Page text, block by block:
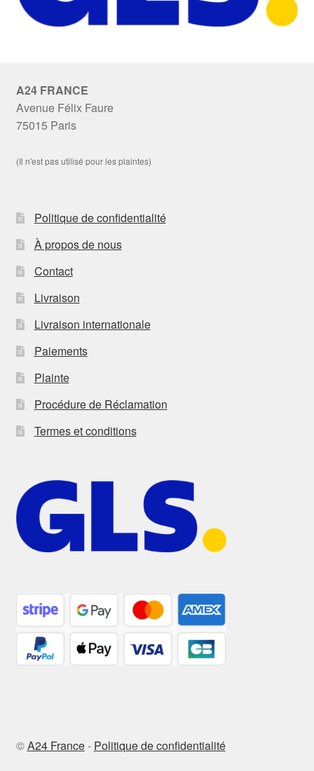
A24 FRANCE
Avenue Félix Faure
75015 Paris
(Il n'est pas utilisé pour les plaintes)
Politique de confidentialité
À propos de nous
Contact
Livraison
Livraison internationale
Paiements
Plainte
Procédure de Réclamation
Termes et conditions
©A24 France- Politique de confidentialité